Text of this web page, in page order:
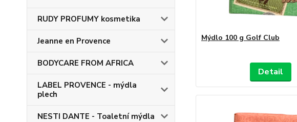
RUDY PROFUMY kosmetika
Jeanne en Provence
BODYCARE FROM AFRICA
LABEL PROVENCE - mýdla
plech
NESTI DANTE - Toaletní mýdla
Mýdlo 100 g Golf Club
Detail